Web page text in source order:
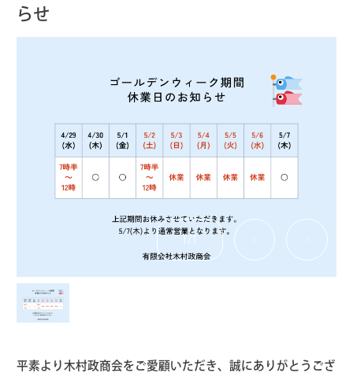
らせ
1 /1
平素より木村政商会をご愛顧いただき、誠にありがとうござ